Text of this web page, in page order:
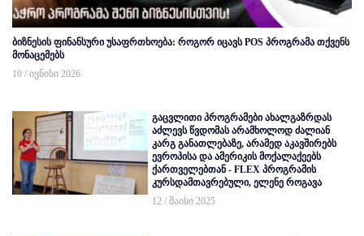
ბიზნესის ფინანსური უსაფრთხოება: როგორ იცავს POS პროგრამა თქვენს
მონაცემებს
10 / ივნისი 2026
გაცვლითი პროგრამები ახალგაზრდას
აძლევს წვდომას არამხოლოდ ძალიან
კარგ განათლებაზე, არამედ აკავშირებს
ევროპისა და ამერიკის მოქალაქეებს
ქართველებთან - FLEX პროგრამის
კურსდამთავრებული, ელენე როგავა
12 / მაისი 2025